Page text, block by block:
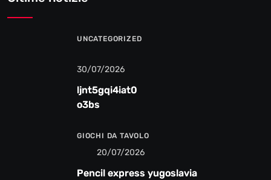
UNCATEGORIZED
30/07/2026
ljnt5gqi4iat0
o3bs
GIOCHI DA TAVOLO
20/07/2026
Pencil express yugoslavia